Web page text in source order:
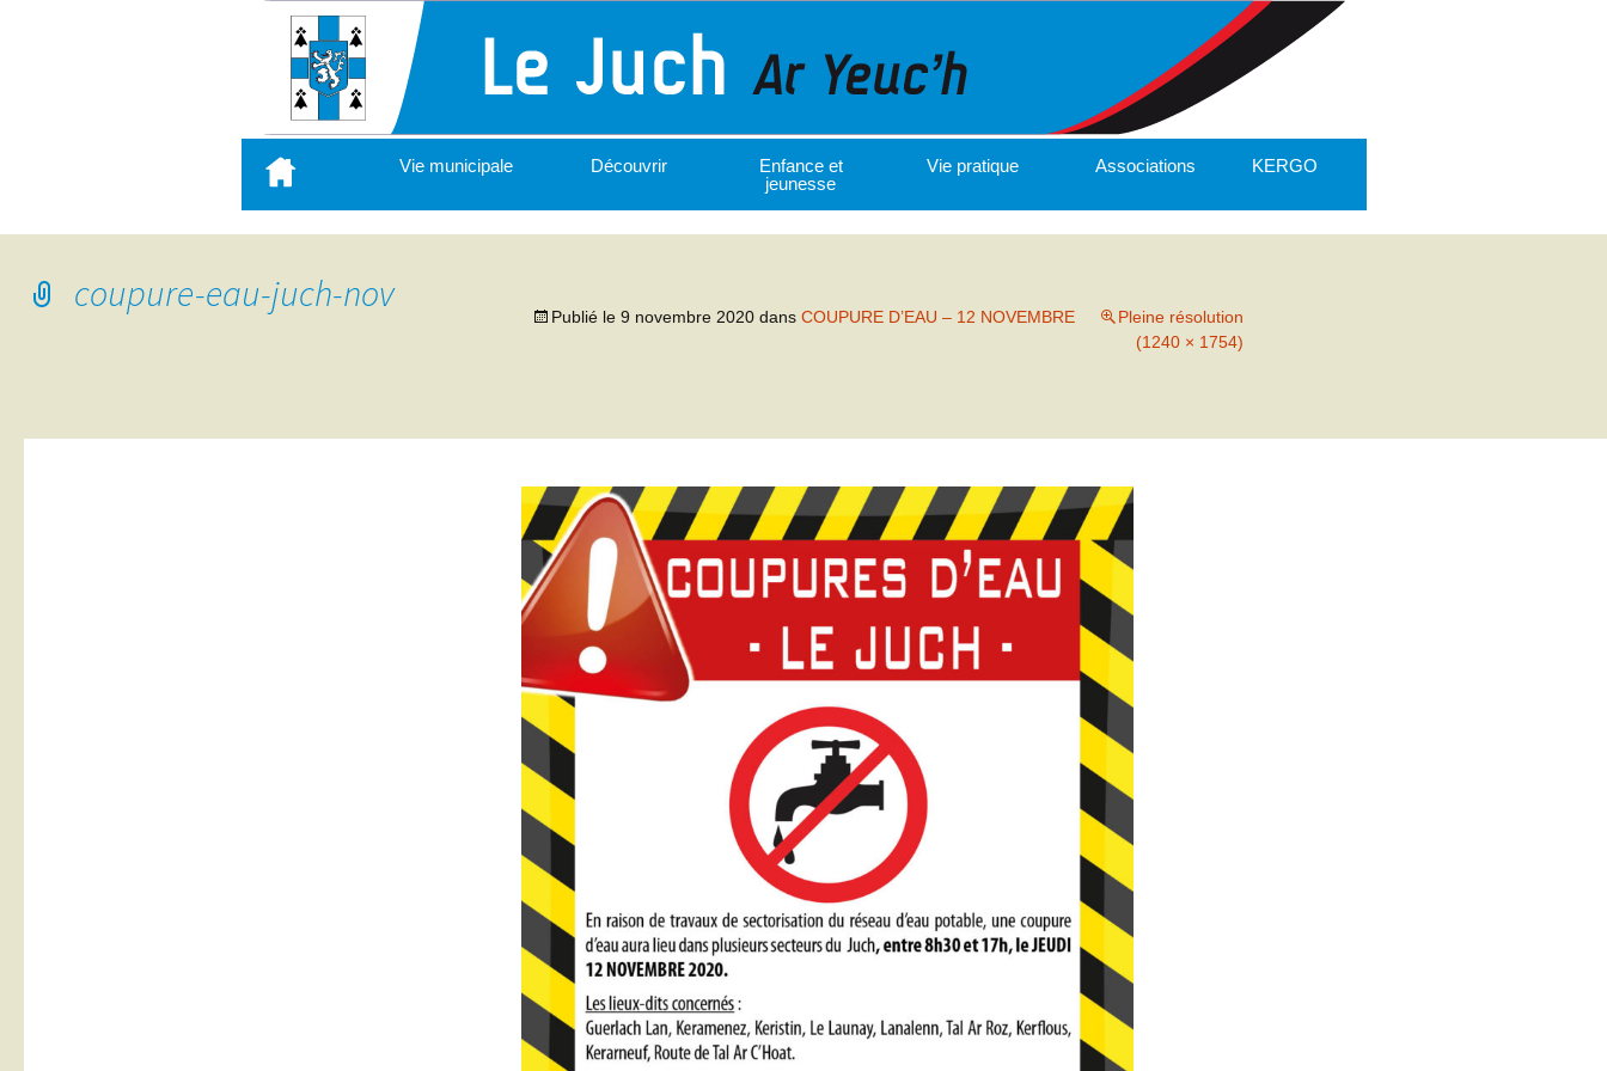
contenu
principal
Vie municipale Découvrir
Enfance et
jeunesse
Vie pratique Associations KERGO
coupure-eau-juch-nov
Publié le 9 novembre 2020 dans COUPURE D’EAU – 12 NOVEMBRE
Pleine résolution
(1240 × 1754)